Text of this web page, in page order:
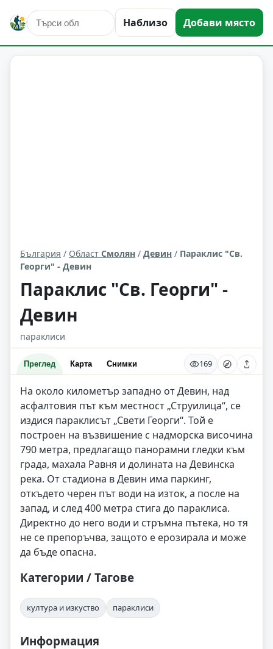
Наблизо Добави място
култура и изкуство Девин Област: Смолян
България / Област Смолян / Девин / Параклис "Св.
Георги" - Девин
Параклис "Св. Георги" -
Девин
параклиси
Преглед Карта Снимки 169
На около километър западно от Девин, над
асфалтовия път към местност „Струилица“, се
издися параклисът „Свети Георги“. Той е
построен на възвишение с надморска височина
790 метра, предлагащо панорамни гледки към
града, махала Равня и долината на Девинска
река. От стадиона в Девин има паркинг,
откъдето черен път води на изток, а после на
запад, и след 400 метра стига до параклиса.
Директно до него води и стръмна пътека, но тя
не се препоръчва, защото е ерозирала и може
да бъде опасна.
Категории / Тагове
култура и изкуство параклиси
Информация